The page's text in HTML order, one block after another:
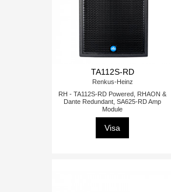
TA112S-RD
Renkus-Heinz
RH - TA112S-RD Powered, RHAON &
Dante Redundant, SA625-RD Amp
Module
Visa